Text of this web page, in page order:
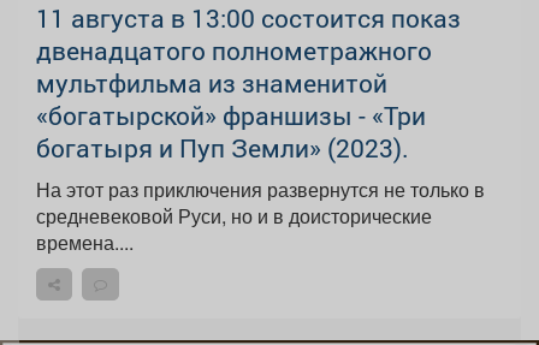
11 августа в 13:00 состоится показ
двенадцатого полнометражного
мультфильма из знаменитой
«богатырской» франшизы - «Три
богатыря и Пуп Земли» (2023).
На этот раз приключения развернутся не только в
средневековой Руси, но и в доисторические
времена....